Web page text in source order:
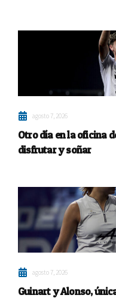
agosto 7, 2026
Otro día en la oficina
disfrutar y soñar
agosto 7, 2026
Guinart y Alonso,